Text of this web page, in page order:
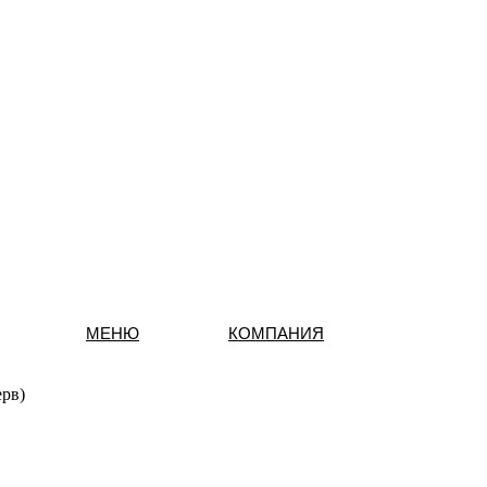
МЕНЮ КОМПАНИЯ